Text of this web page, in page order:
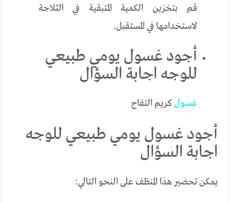
قم بتخزين الكمية المتبقية في الثلاجة
لاستخدامها في المستقبل.
أجود غسول يومي طبيعي
للوجه اجابة السؤال
غسولكريم التفاح
أجود غسول يومي طبيعي للوجه
اجابة السؤال
يمكن تحضير هذا المنظف على النحو التالي: